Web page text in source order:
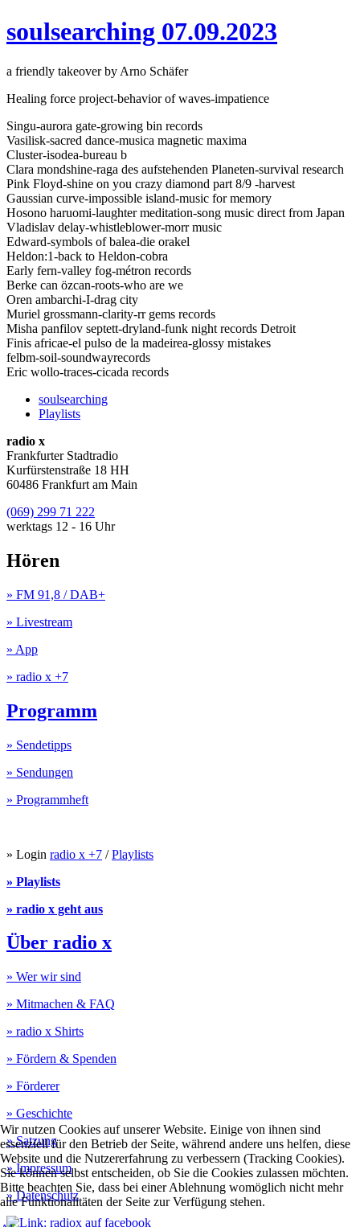
soulsearching 07.09.2023
a friendly takeover by Arno Schäfer
Healing force project-behavior of waves-impatience
Singu-aurora gate-growing bin records
Vasilisk-sacred dance-musica magnetic maxima
Cluster-isodea-bureau b
Clara mondshine-raga des aufstehenden Planeten-survival research
Pink Floyd-shine on you crazy diamond part 8/9 -harvest
Gaussian curve-impossible island-music for memory
Hosono haruomi-laughter meditation-song music direct from Japan
Vladislav delay-whistleblower-morr music
Edward-symbols of balea-die orakel
Heldon:1-back to Heldon-cobra
Early fern-valley fog-métron records
Berke can özcan-roots-who are we
Oren ambarchi-I-drag city
Muriel grossmann-clarity-rr gems records
Misha panfilov septett-dryland-funk night records Detroit
Finis africae-el pulso de la madeirea-glossy mistakes
felbm-soil-soundwayrecords
Eric wollo-traces-cicada records
soulsearching
Playlists
radio x
Frankfurter Stadtradio
Kurfürstenstraße 18 HH
60486 Frankfurt am Main
(069) 299 71 222
werktags 12 - 16 Uhr
Hören
» FM 91,8 / DAB+
» Livestream
» App
» radio x +7
Programm
» Sendetipps
» Sendungen
» Programmheft
» Login radio x +7 /Playlists
» Playlists
» radio x geht aus
Über radio x
» Wer wir sind
» Mitmachen & FAQ
» radio x Shirts
» Fördern & Spenden
» Förderer
» Geschichte
» Satzung
» Impressum
» Datenschutz
Wir nutzen Cookies auf unserer Website. Einige von ihnen sind
essenziell für den Betrieb der Seite, während andere uns helfen, diese
Website und die Nutzererfahrung zu verbessern (Tracking Cookies).
Sie können selbst entscheiden, ob Sie die Cookies zulassen möchten.
Bitte beachten Sie, dass bei einer Ablehnung womöglich nicht mehr
alle Funktionalitäten der Seite zur Verfügung stehen.